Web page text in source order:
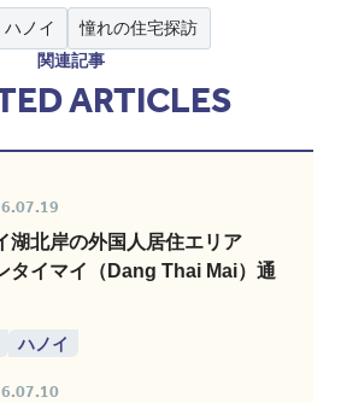
ハノイ 憧れの住宅探訪
関連記事
ARTICLES
湖北岸の外国人居住エリア
タイマイ（Dang Thai Mai）通
ハノイ